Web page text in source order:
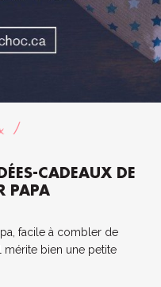
CADEAUX DE
PAPA
facile à combler de
mérite bien une petite